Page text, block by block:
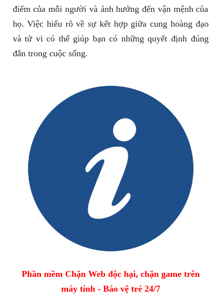
điểm của mỗi người và ảnh hưởng đến vận mệnh của
họ. Việc hiểu rõ về sự kết hợp giữa cung hoàng đạo
và tử vi có thể giúp bạn có những quyết định đúng
đắn trong cuộc sống.
Phần mềm Chặn Web độc hại, chặn game trên
máy tính - Bảo vệ trẻ 24/7